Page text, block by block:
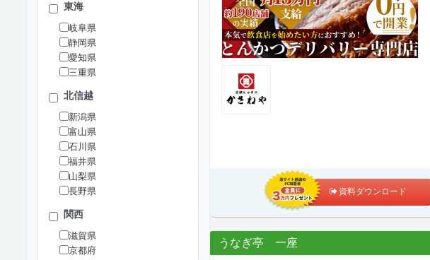
東海
岐阜県
静岡県
愛知県
三重県
北信越
新潟県
富山県
石川県
福井県
山梨県
長野県
関西
滋賀県
京都府
資料ダウンロード
うなぎ亭 一座